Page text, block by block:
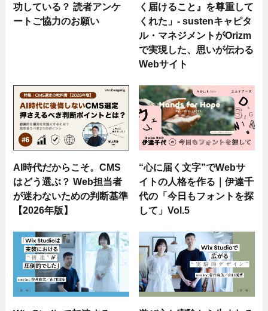
功している？ 読者アンケ
ートご協力のお願い
く届けること』を尊重して
くれた」- sustenキャピタ
ル・マネジメントがOrizm
で実現した、思いが伝わる
Webサイト
AI時代だからこそ。CMS
はどう選ぶ？ Web担当者
が迷わないための判断基準
【2026年版】
“心に届く文字”でWebサ
イトの人格を作る｜伊達千
代の「今日もフォントを探
して」Vol.5